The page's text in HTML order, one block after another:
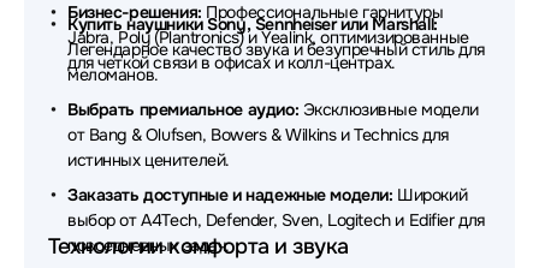
Наушники HP Наушники MCHOSE
Наушники EnGenius Наушники Belkin
Наушники Defunc Наушники Dell
Наушники OLMIO Наушники Nothing
Бизнес-решения: Профессиональные гарнитуры
Jabra, Poly (Plantronics) и Yealink, оптимизированные
для четкой связи в офисах и колл-центрах.
Купить наушники Sony, Sennheiser или Marshall:
Легендарное качество звука и безупречный стиль для
меломанов.
Выбрать премиальное аудио: Эксклюзивные модели
от Bang & Olufsen, Bowers & Wilkins и Technics для
истинных ценителей.
Заказать доступные и надежные модели: Широкий
выбор от A4Tech, Defender, Sven, Logitech и Edifier для
повседневных задач.
Технологии комфорта и звука